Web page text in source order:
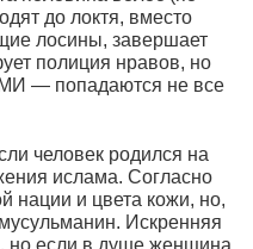
до локтя, вместо
лосины, завершает
полиция нравов, но
— попадаются не все
человек родился на
ислама. Согласно
нации и цвета кожи, но,
Искренняя
но если в душе женщина